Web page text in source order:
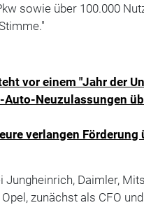
sowie über 100.000
vor einem "Jahr der
Auto-Neuzulassungen
verlangen Förderung
Daimler,
zunächst als CFO